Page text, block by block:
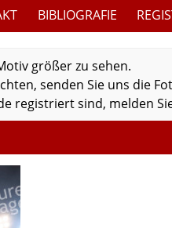
BIBLIOGRAFIE
größer zu sehen.
senden Sie uns die
registriert sind, melden